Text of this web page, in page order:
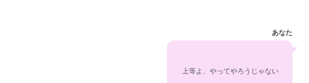
あなた
上等よ、やってやろうじゃない